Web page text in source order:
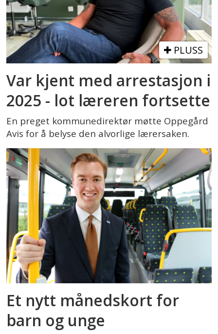
PLUSS
Var kjent med arrestasjon i
2025 - lot læreren fortsette
En preget kommunedirektør møtte Oppegård
Avis for å belyse den alvorlige lærersaken.
Et nytt månedskort for
barn og unge